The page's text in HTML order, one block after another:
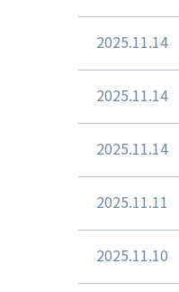
2025.11.14
2025.11.14
2025.11.14
2025.11.11
2025.11.10